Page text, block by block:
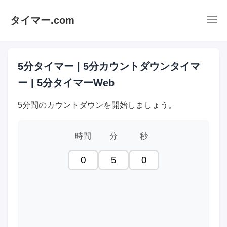
タイマー.com
5分タイマー | 5分カウントダウンタイマ
ー | 5分タイマーWeb
5分間のカウントダウンを開始しましょう。
時間 分 秒